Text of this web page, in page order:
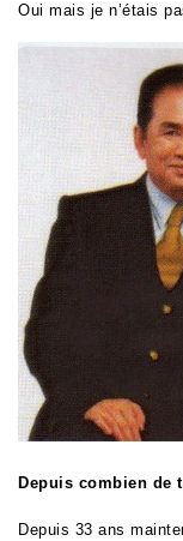
Oui mais je n’étais
Depuis combien de
Depuis 33 ans